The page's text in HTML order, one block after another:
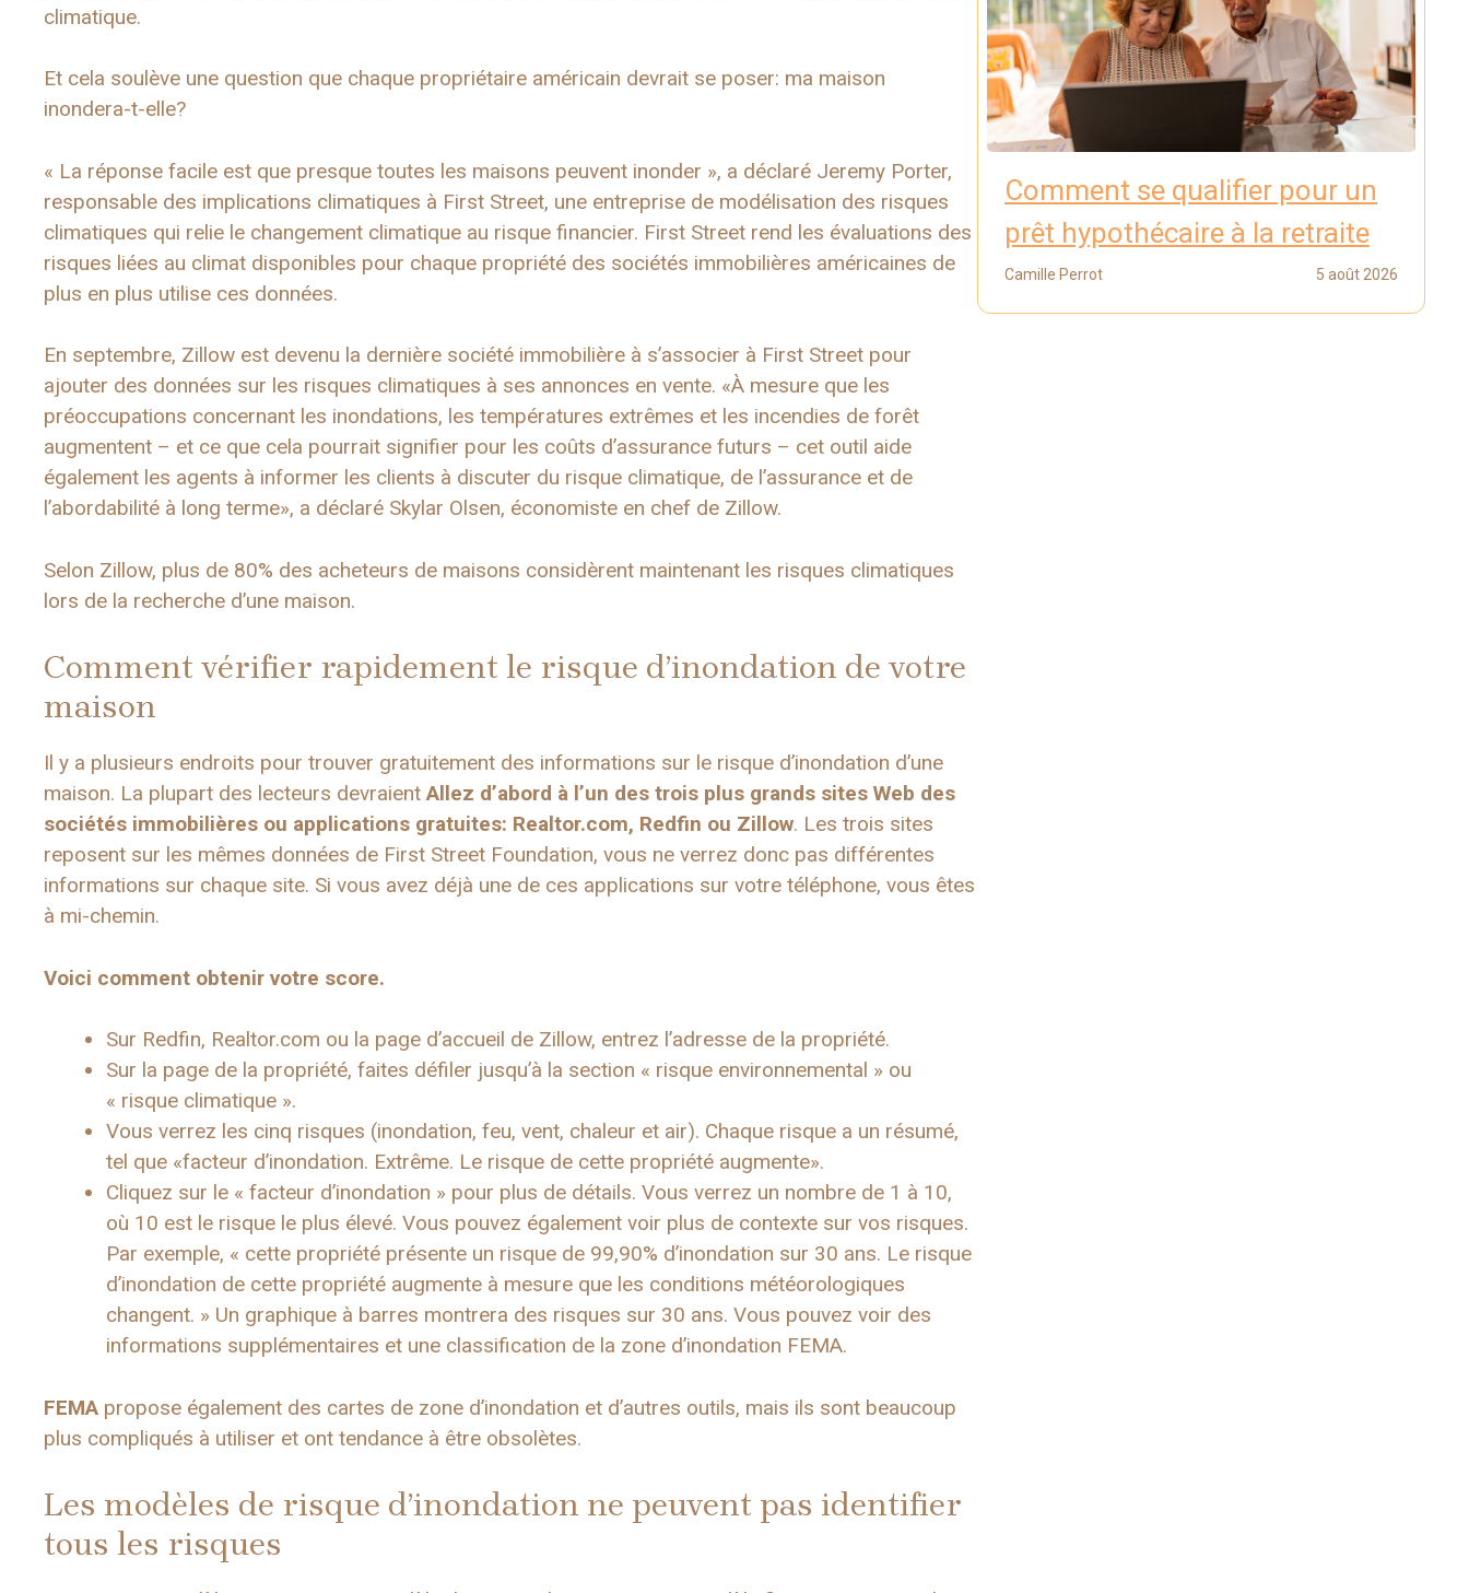
climatique.
Et cela soulève une question que chaque propriétaire américain devrait se poser: ma maison
inondera-t-elle?
« La réponse facile est que presque toutes les maisons peuvent inonder », a déclaré Jeremy Porter,
responsable des implications climatiques à First Street, une entreprise de modélisation des risques
climatiques qui relie le changement climatique au risque financier. First Street rend les évaluations des
risques liées au climat disponibles pour chaque propriété des sociétés immobilières américaines de
plus en plus utilise ces données.
En septembre, Zillow est devenu la dernière société immobilière à s’associer à First Street pour
ajouter des données sur les risques climatiques à ses annonces en vente. «À mesure que les
préoccupations concernant les inondations, les températures extrêmes et les incendies de forêt
augmentent – et ce que cela pourrait signifier pour les coûts d’assurance futurs – cet outil aide
également les agents à informer les clients à discuter du risque climatique, de l’assurance et de
l’abordabilité à long terme», a déclaré Skylar Olsen, économiste en chef de Zillow.
Selon Zillow, plus de 80% des acheteurs de maisons considèrent maintenant les risques climatiques
lors de la recherche d’une maison.
Comment vérifier rapidement le risque d’inondation de votre
maison
Il y a plusieurs endroits pour trouver gratuitement des informations sur le risque d’inondation d’une
maison. La plupart des lecteurs devraientAllez d’abord à l’un des trois plus grands sites Web des
sociétés immobilières ou applications gratuites: Realtor.com, Redfin ou Zillow. Les trois sites
reposent sur les mêmes données de First Street Foundation, vous ne verrez donc pas différentes
informations sur chaque site. Si vous avez déjà une de ces applications sur votre téléphone, vous êtes
à mi-chemin.
Voici comment obtenir votre score.
Sur Redfin, Realtor.com ou la page d’accueil de Zillow, entrez l’adresse de la propriété.
Sur la page de la propriété, faites défiler jusqu’à la section « risque environnemental » ou
« risque climatique ».
Vous verrez les cinq risques (inondation, feu, vent, chaleur et air). Chaque risque a un résumé,
tel que «facteur d’inondation. Extrême. Le risque de cette propriété augmente».
Cliquez sur le « facteur d’inondation » pour plus de détails. Vous verrez un nombre de 1 à 10,
où 10 est le risque le plus élevé. Vous pouvez également voir plus de contexte sur vos risques.
Par exemple, « cette propriété présente un risque de 99,90% d’inondation sur 30 ans. Le risque
d’inondation de cette propriété augmente à mesure que les conditions météorologiques
changent. » Un graphique à barres montrera des risques sur 30 ans. Vous pouvez voir des
informations supplémentaires et une classification de la zone d’inondation FEMA.
FEMA propose également des cartes de zone d’inondation et d’autres outils, mais ils sont beaucoup
plus compliqués à utiliser et ont tendance à être obsolètes.
Les modèles de risque d’inondation ne peuvent pas identifier
tous les risques
Comment se qualifier pour un
prêt hypothécaire à la retraite
Camille Perrot 5 août 2026